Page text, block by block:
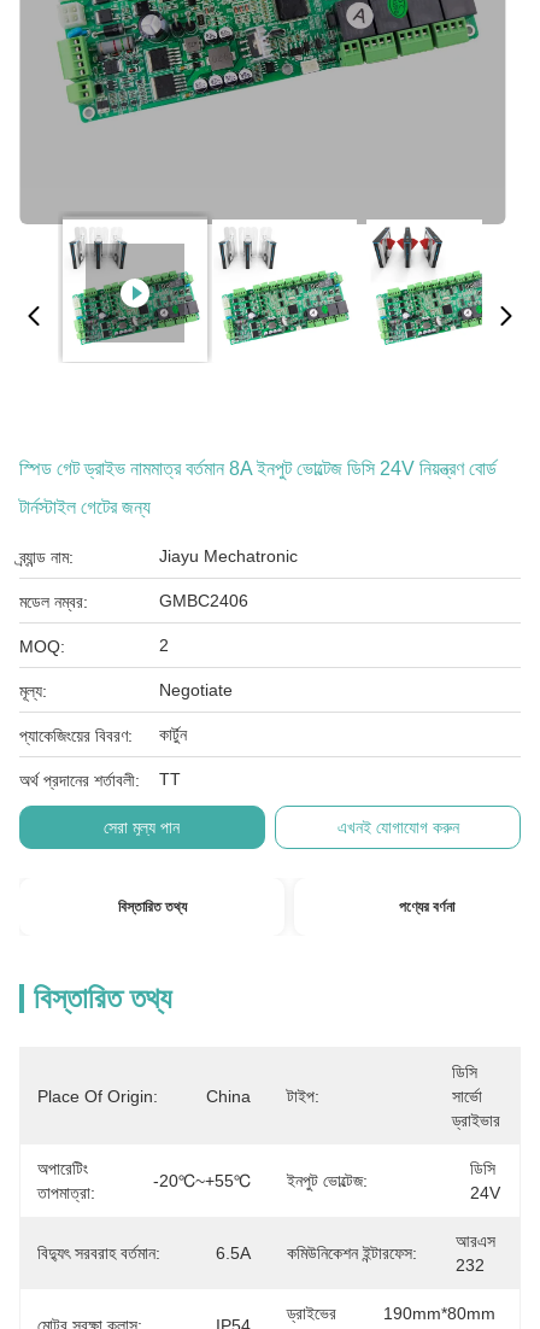
স্পিড গেট ড্রাইভ নামমাত্র বর্তমান 8A ইনপুট ভোল্টেজ ডিসি 24V নিয়ন্ত্রণ বোর্ড
টার্নস্টাইল গেটের জন্য
ব্র্যান্ড নাম: Jiayu Mechatronic
মডেল নম্বর: GMBC2406
MOQ: 2
মূল্য: Negotiate
প্যাকেজিংয়ের বিবরণ: কার্টুন
অর্থ প্রদানের শর্তাবলী: TT
সেরা মূল্য পান এখনই যোগাযোগ করুন
বিস্তারিত তথ্য পণ্যের বর্ণনা
বিস্তারিত তথ্য
Place Of Origin: China টাইপ:
ডিসি
সার্ভো
ড্রাইভার
অপারেটিং
তাপমাত্রা:
-20℃~+55℃ ইনপুট ভোল্টেজ:
ডিসি
24V
বিদ্যুৎ সরবরাহ বর্তমান: 6.5A কমিউনিকেশন ইন্টারফেস:
আরএস
232
ড্রাইভের
190mm*80mm